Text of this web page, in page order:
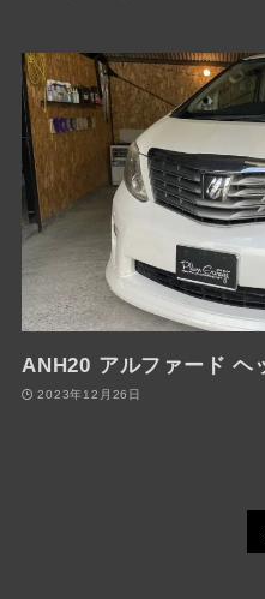
ANH20 アルファード ヘ
2023年12月26日